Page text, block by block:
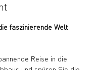
faszinierende Welt
Reise in die